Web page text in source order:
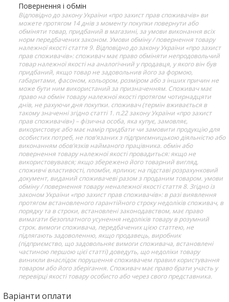
Повернення і обмін
Відповідно до закону України «про захист прав споживачів» ви
можете протягом 14 днів з моменту покупки повернути або
обміняти товар, придбаний в магазині, за умови виконання всіх
норм передбачених законом. Умови обміну / повернення товару
належної якості стаття 9. Відповідно до закону України «про захист
прав споживачів»: споживач має право обміняти непродовольчий
товар належної якості на аналогічний у продавця, у якого він був
придбаний, якщо товар не задовольнив його за формою,
габаритами, фасоном, кольором, розміром або з інших причин не
може бути ним використаний за призначенням. Споживач має
право на обмін товару належної якості протягом чотирнадцяти
днів, не рахуючи дня покупки. споживач (термін вживається в
такому значенні згідно статті 1. п.22 закону України «про захист
прав споживачів») – фізична особа, яка купує, замовляє,
використовує або має намір придбати чи замовити продукцію для
особистих потреб, не пов’язаних з підприємницькою діяльністю або
виконанням обов’язків найманого працівника. обмін або
повернення товару належної якості провадиться: якщо не
використовувався; якщо збережено його товарний вигляд,
споживчі властивості, пломби, ярлики; на підставі розрахунковий
документ, виданий споживачеві разом з проданим товаром. умови
обміну / повернення товару неналежної якості стаття 8. Згідно із
законом України «про захист прав споживачів»: в разі виявлення
протягом встановленого гарантійного строку недоліків споживач, в
порядку та в строки, встановлені законодавством, має право
вимагати безоплатного усунення недоліків товару в розумний
строк. вимоги споживача, передбачених цією статтею, не
підлягають задоволенню, якщо продавець, виробник
(підприємство, що задовольняє вимоги споживача, встановлені
частиною першою цієї статті) доведуть, що недоліки товару
виникли внаслідок порушення споживачем правил користування
товаром або його зберігання. Споживач має право брати участь у
перевірці якості товару особисто або через свого представника.
Варіанти оплати